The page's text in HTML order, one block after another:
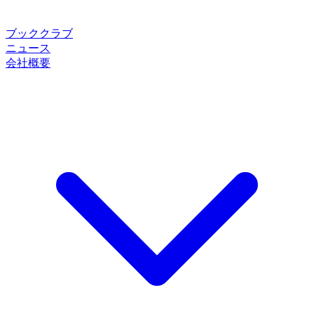
ブッククラブ
ニュース
会社概要